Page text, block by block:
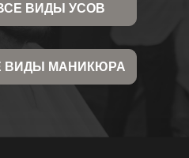
ВИДЫ МАНИКЮРА
ВИДЫ УСОВ